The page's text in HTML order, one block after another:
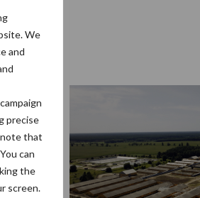
We
and
precise
that
can
the
screen.